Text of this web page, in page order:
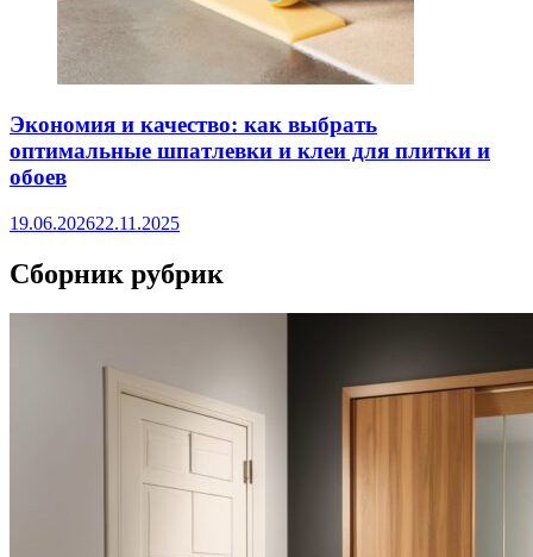
Экономия и качество: как выбрать
оптимальные шпатлевки и клеи для плитки и
обоев
19.06.202622.11.2025
Сборник рубрик